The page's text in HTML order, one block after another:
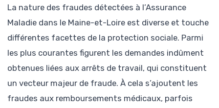
La nature des fraudes détectées à l’Assurance
Maladie dans le Maine-et-Loire est diverse et touche
différentes facettes de la protection sociale. Parmi
les plus courantes figurent les demandes indûment
obtenues liées aux arrêts de travail, qui constituent
un vecteur majeur de fraude. À cela s’ajoutent les
fraudes aux remboursements médicaux, parfois